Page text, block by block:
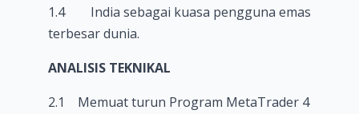
1.4 India sebagai kuasa pengguna emas
terbesar dunia.
ANALISIS TEKNIKAL
2.1 Memuat turun Program MetaTrader 4